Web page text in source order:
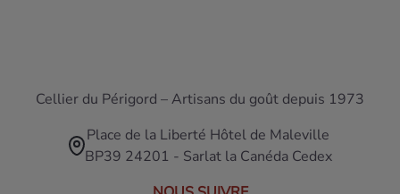
Cellier du Périgord – Artisans du goût depuis 1973
Place de la Liberté Hôtel de Maleville
BP39 24201 - Sarlat la Canéda Cedex